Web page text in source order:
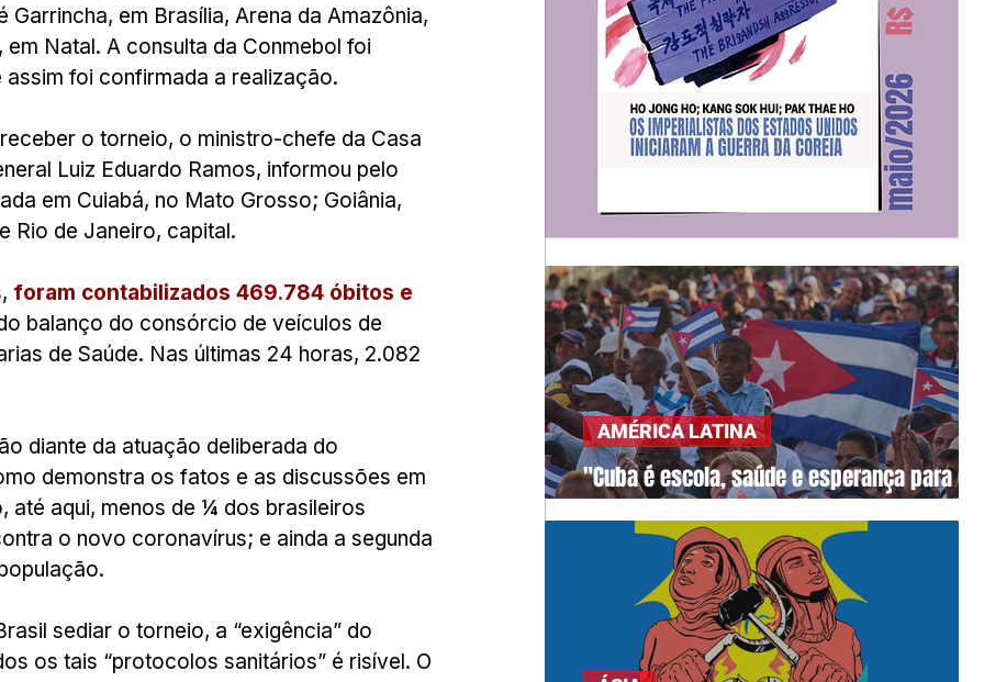
em Brasília, Arena da Amazônia,
Natal. A consulta da Conmebol foi
foi confirmada a realização.
o torneio, o ministro-chefe da Casa
Luiz Eduardo Ramos, informou pelo
em Cuiabá, no Mato Grosso; Goiânia,
Rio de Janeiro, capital.
foram contabilizados 469.784 óbitos e
balanço do consórcio de veículos de
de Saúde. Nas últimas 24 horas, 2.082
diante da atuação deliberada do
demonstra os fatos e as discussões em
até aqui, menos de ¼ dos brasileiros
o novo coronavírus; e ainda a segunda
sediar o torneio, a “exigência” do
os tais “protocolos sanitários” é risível. O
"Cuba é escola, saúde e esperança para o
AMÉRICA LATINA